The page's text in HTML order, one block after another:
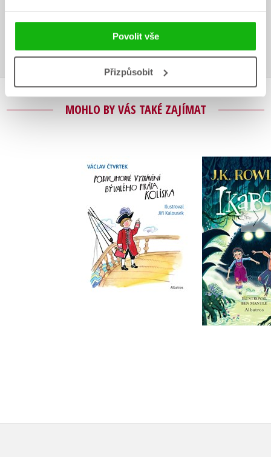
Povolit vše
Přizpůsobit
Uživatelskou recenzi mohou vkládat pouze registrovaní uživatelé
MOHLO BY VÁS TAKÉ ZAJÍMAT
Podivuhodné
vyprávění bývalého
piráta Kolíska
Václav Čtvrtek
Do košíku
Ikabog s
Bena
J.K.
Do
359 Kč